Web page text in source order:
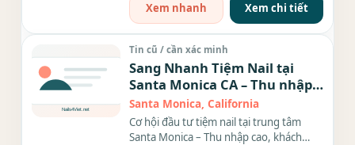
Xem nhanh
Xem chi tiết
Tin cũ / cần xác minh
Sang Nhanh Tiệm Nail tại
Santa Monica CA – Thu nhập
cao, khách sang, giá tốt
Santa Monica, California
Cơ hội đầu tư tiệm nail tại trung tâm
Santa Monica – Thu nhập cao, khách